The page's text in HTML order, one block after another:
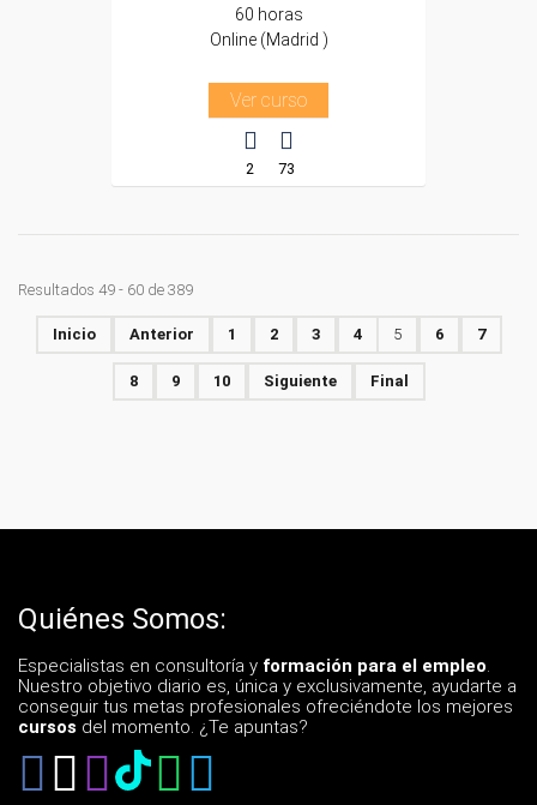
60 horas
Online (Madrid )
Ver curso
2 73
Resultados 49 - 60 de 389
Inicio Anterior 1 2 3 4 5 6 7
8 9 10 Siguiente Final
Quiénes Somos:
Especialistas en consultoría y formación para el empleo.
Nuestro objetivo diario es, única y exclusivamente, ayudarte a
conseguir tus metas profesionales ofreciéndote los mejores
cursos del momento. ¿Te apuntas?